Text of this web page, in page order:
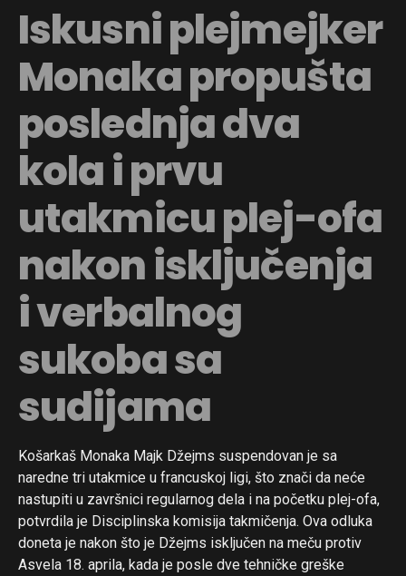
Iskusni plejmejker
Monaka propušta
poslednja dva
kola i prvu
utakmicu plej-ofa
nakon isključenja
i verbalnog
sukoba sa
sudijama
Košarkaš Monaka Majk Džejms suspendovan je sa
naredne tri utakmice u francuskoj ligi, što znači da neće
nastupiti u završnici regularnog dela i na početku plej-ofa,
potvrdila je Disciplinska komisija takmičenja. Ova odluka
doneta je nakon što je Džejms isključen na meču protiv
Asvela 18. aprila, kada je posle dve tehničke greške
Flipboard
Pinterest
Email